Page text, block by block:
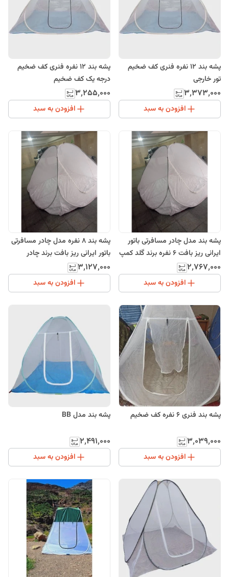
پشه بند 12 نفره فنری کف ضخیم
تور خارجی
۳٬۳۷۳٬۰۰۰
افزودن به سبد
پشه بند 12 نفره فنری کف ضخیم
درجه یک کف ضخیم
۳٬۲۵۵٬۰۰۰
افزودن به سبد
پشه بند مدل چادر مسافرتی باتور
ایرانی ریز بافت 6 نفره برند گلد کمپ
۲٬۷۶۷٬۰۰۰
افزودن به سبد
پشه بند 8 نفره مدل چادر مسافرتی
باتور ایرانی ریز بافت برند چادر
طبیعت
۳٬۱۲۷٬۰۰۰
افزودن به سبد
پشه بند فنری 6 نفره کف ضخیم
۳٬۰۳۹٬۰۰۰
افزودن به سبد
پشه بند مدل BB
۲٬۴۹۱٬۰۰۰
افزودن به سبد